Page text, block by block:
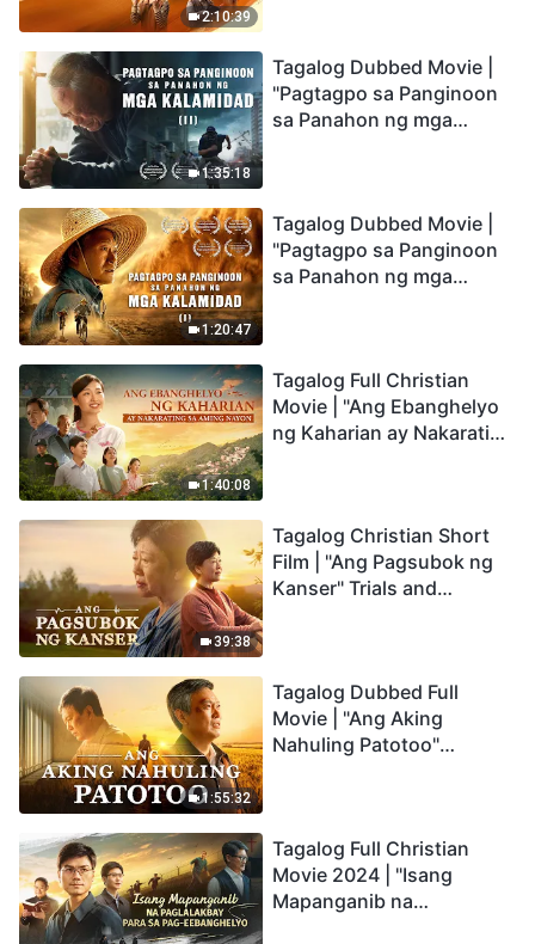
2:10:39
1:35:18
Tagalog Dubbed Movie |
"Pagtagpo sa Panginoon
sa Panahon ng mga
Tayo Makakapasok sa
Kaharian ng Diyos?
1:20:47
Tagalog Dubbed Movie |
"Pagtagpo sa Panginoon
sa Panahon ng mga
Sangkatauhan?
1:40:08
Tagalog Full Christian
Movie | "Ang Ebanghelyo
ng Kaharian ay Nakarating
39:38
Tagalog Christian Short
Film | "Ang Pagsubok ng
Kanser" Trials and
1:55:32
Tagalog Dubbed Full
Movie | "Ang Aking
Nahuling Patotoo"
Tagalog Full Christian
Movie 2024 | "Isang
Mapanganib na